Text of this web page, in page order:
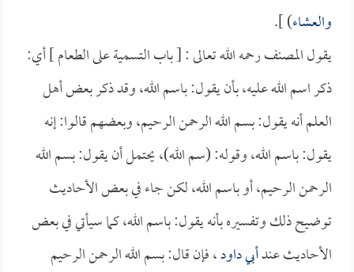
والعشاء) ].
يقول المصنف رحمه الله تعالى : [ باب التسمية على الطعام ] أي:
ذكر اسم الله عليه، بأن يقول: باسم الله، وقد ذكر بعض أهل
العلم أنه يقول: بسم الله الرحمن الرحيم، وبعضهم قالوا: إنه
يقول: باسم الله، وقوله: (سم الله)، يحتمل أن يقول: بسم الله
الرحمن الرحيم، أو باسم الله، لكن جاء في بعض الأحاديث
توضيح ذلك وتفسيره بأنه يقول: باسم الله، كما سيأتي في بعض
الأحاديث عندأبي داود، فإن قال: بسم الله الرحمن الرحيم